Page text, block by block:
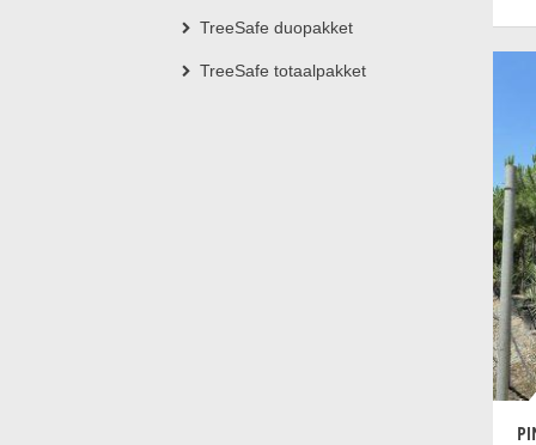
TreeSafe duopakket
TreeSafe totaalpakket